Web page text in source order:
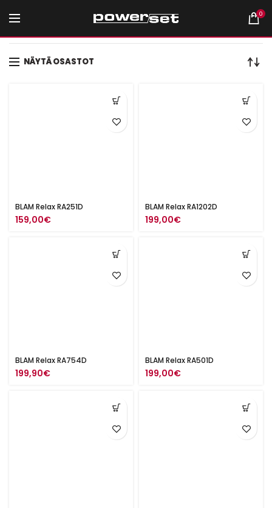
0
Tuotteet avainsanalla “autovahvistimet”
NÄYTÄ OSASTOT
BLAM Relax RA251D
159,00€
BLAM Relax RA1202D
199,00€
BLAM Relax RA754D
199,90€
BLAM Relax RA501D
199,00€